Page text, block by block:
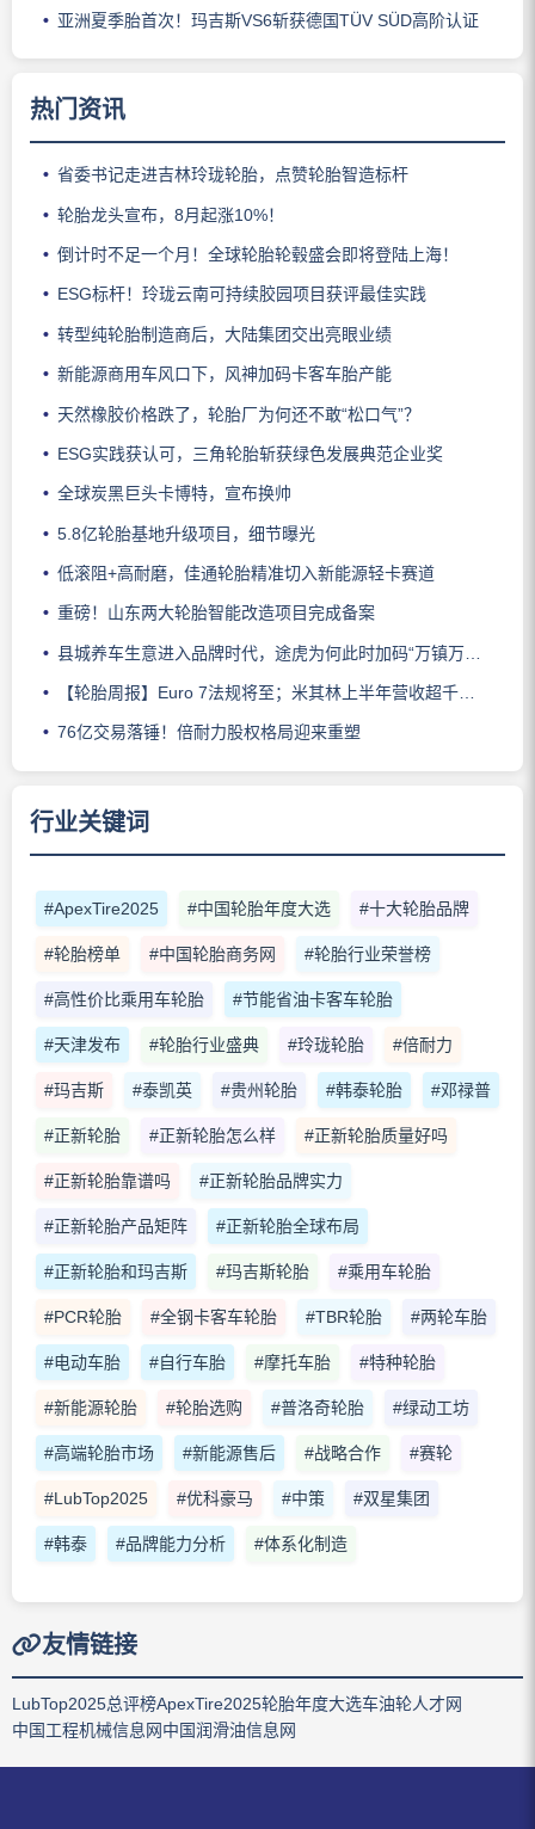
亚洲夏季胎首次！玛吉斯VS6斩获德国TÜV SÜD高阶认证
热门资讯
省委书记走进吉林玲珑轮胎，点赞轮胎智造标杆
轮胎龙头宣布，8月起涨10%！
倒计时不足一个月！全球轮胎轮毂盛会即将登陆上海！
ESG标杆！玲珑云南可持续胶园项目获评最佳实践
转型纯轮胎制造商后，大陆集团交出亮眼业绩
新能源商用车风口下，风神加码卡客车胎产能
天然橡胶价格跌了，轮胎厂为何还不敢“松口气”？
ESG实践获认可，三角轮胎斩获绿色发展典范企业奖
全球炭黑巨头卡博特，宣布换帅
5.8亿轮胎基地升级项目，细节曝光
低滚阻+高耐磨，佳通轮胎精准切入新能源轻卡赛道
重磅！山东两大轮胎智能改造项目完成备案
县城养车生意进入品牌时代，途虎为何此时加码“万镇万店”？
【轮胎周报】Euro 7法规将至；米其林上半年营收超千亿；倍耐力上半年盈利稳增；龙星炭黑斩获欧洲近万吨订单
76亿交易落锤！倍耐力股权格局迎来重塑
行业关键词
#ApexTire2025 #中国轮胎年度大选 #十大轮胎品牌
#轮胎榜单 #中国轮胎商务网 #轮胎行业荣誉榜
#高性价比乘用车轮胎 #节能省油卡客车轮胎
#天津发布 #轮胎行业盛典 #玲珑轮胎 #倍耐力
#玛吉斯 #泰凯英 #贵州轮胎 #韩泰轮胎 #邓禄普
#正新轮胎 #正新轮胎怎么样 #正新轮胎质量好吗
#正新轮胎靠谱吗 #正新轮胎品牌实力
#正新轮胎产品矩阵 #正新轮胎全球布局
#正新轮胎和玛吉斯 #玛吉斯轮胎 #乘用车轮胎
#PCR轮胎 #全钢卡客车轮胎 #TBR轮胎 #两轮车胎
#电动车胎 #自行车胎 #摩托车胎 #特种轮胎
#新能源轮胎 #轮胎选购 #普洛奇轮胎 #绿动工坊
#高端轮胎市场 #新能源售后 #战略合作 #赛轮
#LubTop2025 #优科豪马 #中策 #双星集团
#韩泰 #品牌能力分析 #体系化制造
友情链接
LubTop2025总评榜ApexTire2025轮胎年度大选车油轮人才网
中国工程机械信息网中国润滑油信息网